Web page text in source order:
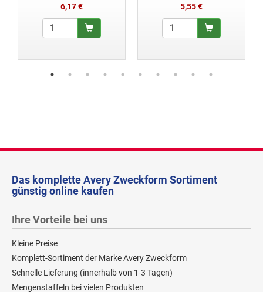
6,17 €
5,55 €
Das komplette Avery Zweckform Sortiment
günstig online kaufen
Ihre Vorteile bei uns
Kleine Preise
Komplett-Sortiment der Marke Avery Zweckform
Schnelle Lieferung (innerhalb von 1-3 Tagen)
Mengenstaffeln bei vielen Produkten